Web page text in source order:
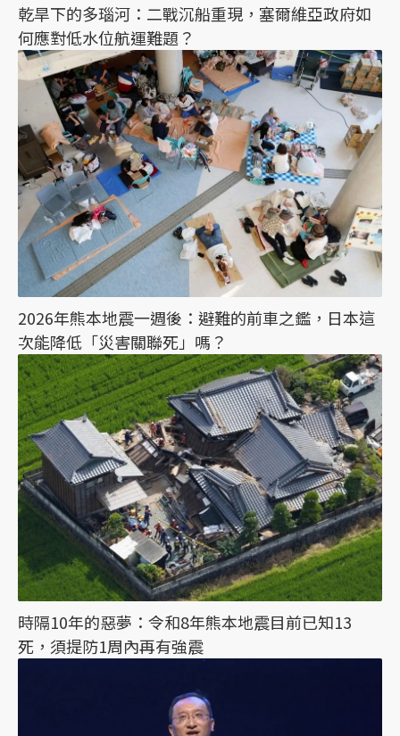
乾旱下的多瑙河：二戰沉船重現，塞爾維亞政府如
何應對低水位航運難題？
2026年熊本地震一週後：避難的前車之鑑，日本這
次能降低「災害關聯死」嗎？
時隔10年的惡夢：令和8年熊本地震目前已知13
死，須提防1周內再有強震